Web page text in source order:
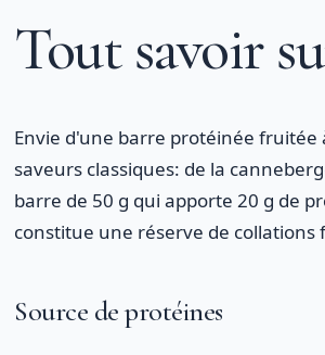
Tout savoir
Envie d'une barre protéinée fruitée
saveurs classiques: de la
barre de 50 g qui apporte 20 g de
constitue une réserve de
Source de protéines